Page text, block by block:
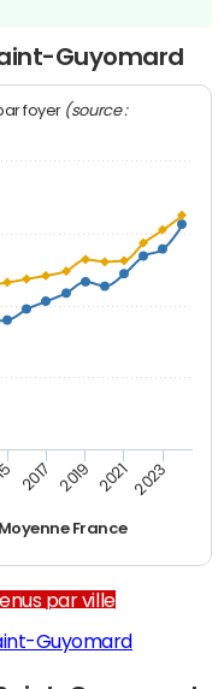
Guyomard
foyer (source :
Moyenne France
2017 2019 2021 2023
par ville
Guyomard